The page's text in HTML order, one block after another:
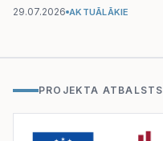
29.07.2026 AKTUĀLĀKIE
PROJEKTA ATBALSTS